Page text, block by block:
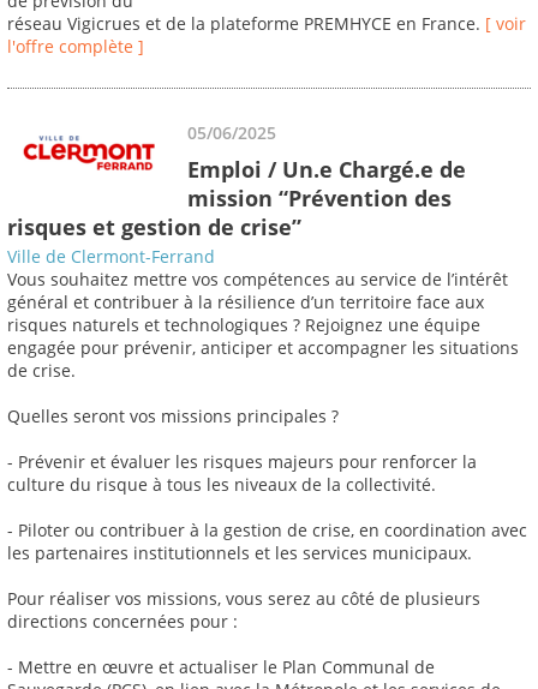
réseau Vigicrues et de la plateforme PREMHYCE en France. [ voir
l'offre complète ]
05/06/2025
Emploi / Un.e Chargé.e de
mission “Prévention des
risques et gestion de crise”
Ville de Clermont-Ferrand
Vous souhaitez mettre vos compétences au service de l’intérêt
général et contribuer à la résilience d’un territoire face aux
risques naturels et technologiques ? Rejoignez une équipe
engagée pour prévenir, anticiper et accompagner les situations
de crise.
Quelles seront vos missions principales ?
- Prévenir et évaluer les risques majeurs pour renforcer la
culture du risque à tous les niveaux de la collectivité.
- Piloter ou contribuer à la gestion de crise, en coordination avec
les partenaires institutionnels et les services municipaux.
Pour réaliser vos missions, vous serez au côté de plusieurs
directions concernées pour :
- Mettre en œuvre et actualiser le Plan Communal de